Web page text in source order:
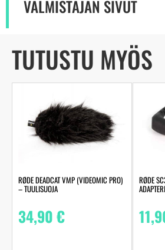
VALMISTAJAN SIVUT
TUTUSTU MYÖS
RØDE DEADCAT VMP (VIDEOMIC PRO)
– TUULISUOJA
34,90€
RØDE
ADAPTERI